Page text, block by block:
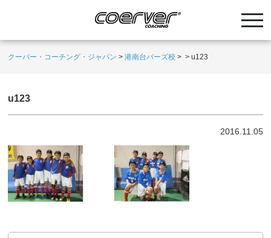
クーバー・コーチング・ジャパン >港南台バーズ校 > >u123
u123
2016.11.05